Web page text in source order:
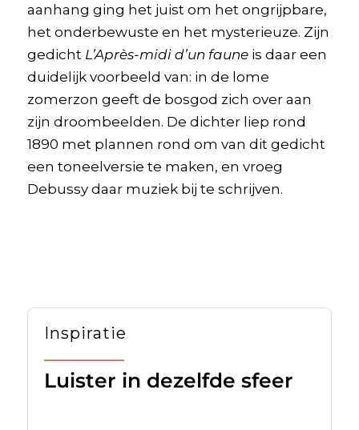
aanhang ging het juist om het ongrijpbare,
het onderbewuste en het mysterieuze. Zijn
gedicht L’Après-midi d’un fauneis daar een
duidelijk voorbeeld van: in de lome
zomerzon geeft de bosgod zich over aan
zijn droombeelden. De dichter liep rond
1890 met plannen rond om van dit gedicht
een toneelversie te maken, en vroeg
Debussy daar muziek bij te schrijven.
Inspiratie
Luister in dezelfde sfeer